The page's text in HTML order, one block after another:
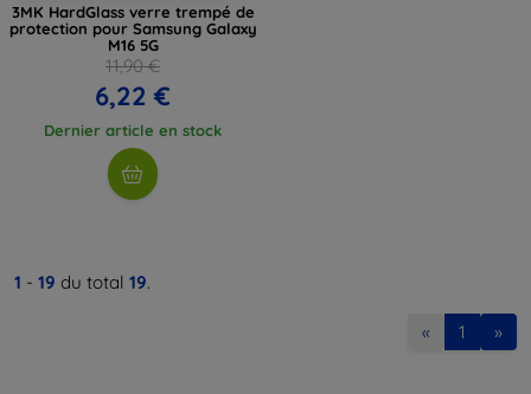
3MK HardGlass verre trempé de
protection pour Samsung Galaxy
M16 5G
11,90 €
6,22 €
Dernier article en stock
1 - 19 du total 19.
« 1 »